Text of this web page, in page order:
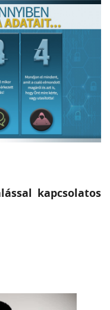
kapcsolatos